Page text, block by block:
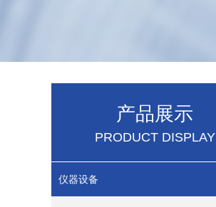
产品展示
PRODUCT DISPLAY
仪器设备